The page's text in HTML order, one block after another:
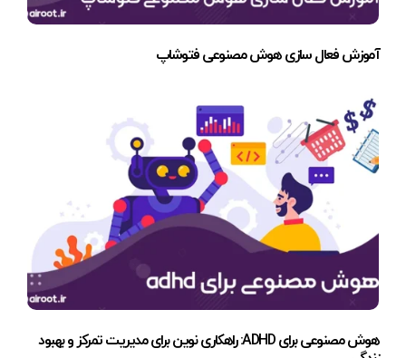
آموزش فعال سازی هوش مصنوعی فتوشاپ
هوش مصنوعی برای ADHD: راهکاری نوین برای مدیریت تمرکز و بهبود